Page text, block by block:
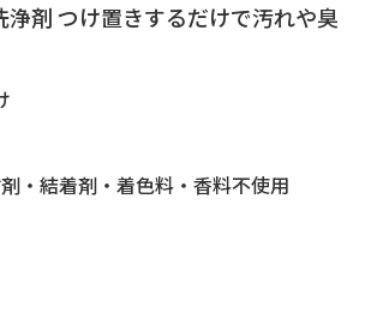
剤 つけ置きするだけで汚れや臭
・結着剤・着色料・香料不使用